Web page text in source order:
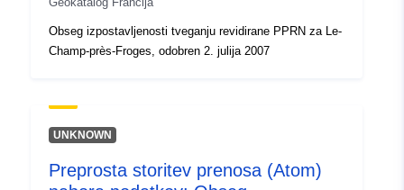
Obseg izpostavljenosti tveganju revidirane PPRN za Le-
Champ-près-Froges, odobren 2. julija 2007
UNKNOWN
Preprosta storitev prenosa (Atom)